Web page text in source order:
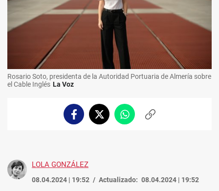
Rosario Soto, presidenta de la Autoridad Portuaria de Almería sobre
el Cable Inglés La Voz
FacebookTwitterWhatsappCopiar
LOLA GONZÁLEZ
08.04.2024 | 19:52 Actualizado: 08.04.2024 | 19:52